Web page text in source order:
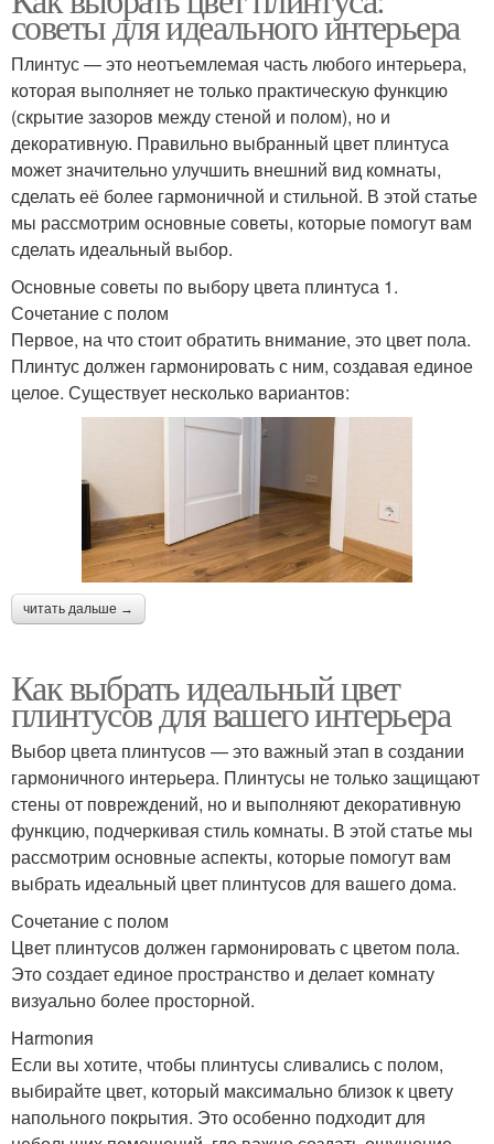
советы для идеального интерьера
Плинтус — это неотъемлемая часть любого интерьера,
которая выполняет не только практическую функцию
(скрытие зазоров между стеной и полом), но и
декоративную. Правильно выбранный цвет плинтуса
может значительно улучшить внешний вид комнаты,
сделать её более гармоничной и стильной. В этой статье
мы рассмотрим основные советы, которые помогут вам
сделать идеальный выбор.
Основные советы по выбору цвета плинтуса 1.
Сочетание с полом
Первое, на что стоит обратить внимание, это цвет пола.
Плинтус должен гармонировать с ним, создавая единое
целое. Существует несколько вариантов:
читать дальше →
Как выбрать идеальный цвет
плинтусов для вашего интерьера
Выбор цвета плинтусов — это важный этап в создании
гармоничного интерьера. Плинтусы не только защищают
стены от повреждений, но и выполняют декоративную
функцию, подчеркивая стиль комнаты. В этой статье мы
рассмотрим основные аспекты, которые помогут вам
выбрать идеальный цвет плинтусов для вашего дома.
Сочетание с полом
Цвет плинтусов должен гармонировать с цветом пола.
Это создает единое пространство и делает комнату
визуально более просторной.
Harmonия
Если вы хотите, чтобы плинтусы сливались с полом,
выбирайте цвет, который максимально близок к цвету
напольного покрытия. Это особенно подходит для